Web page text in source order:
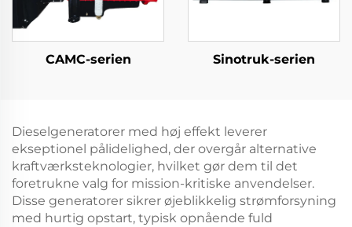
CAMC-serien Sinotruk-serien
Dieselgeneratorer med høj effekt leverer
ekseptionel pålidelighed, der overgår alternative
kraftværksteknologier, hvilket gør dem til det
foretrukne valg for mission-kritiske anvendelser.
Disse generatorer sikrer øjeblikkelig strømforsyning
med hurtig opstart, typisk opnående fuld